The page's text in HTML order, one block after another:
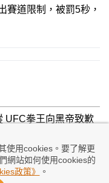
使用cookies。要了解更
網站如何使用cookies的
政策》 。
賽道限制，被罰5秒，
UFC拳王向黑帝致歉
結尾